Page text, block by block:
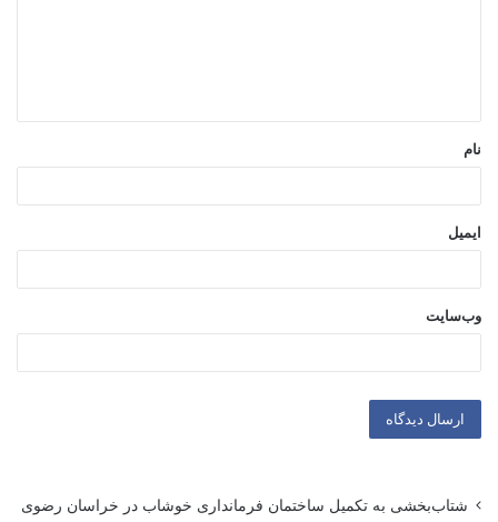
*
نام
ایمیل
وب‌سایت
شتاب‌بخشی به تکمیل ساختمان فرمانداری خوشاب در خراسان رضوی